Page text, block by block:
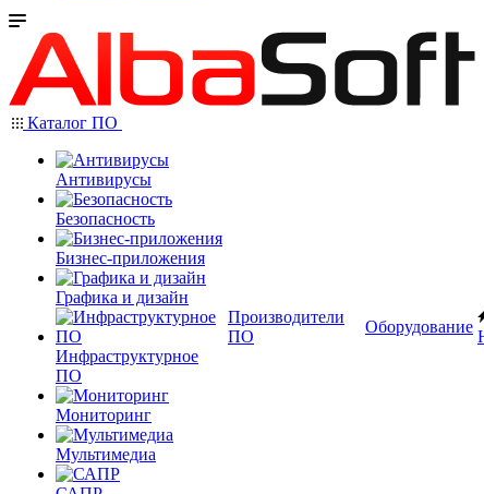
Каталог ПО
Антивирусы
Безопасность
Бизнес-приложения
Графика и дизайн
Инфраструктурное
ПО
Мониторинг
Мультимедиа
Производители
ПО
Оборудование